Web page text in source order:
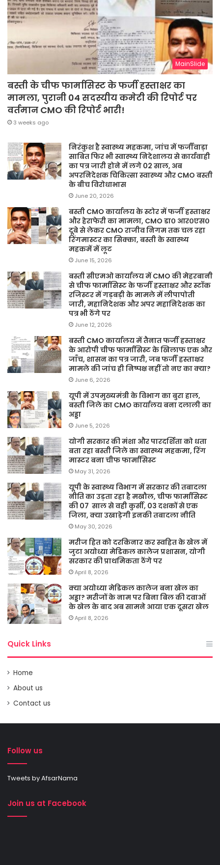
MainSlide
बस्ती के चीफ फार्मासिस्ट के फर्जी हस्ताक्षर का
मामला, पुरानी 04 सदस्यीय कमेटी की रिपोर्ट पर
वर्तमान CMO की रिपोर्ट भारी!
3 weeks ago
निरंकुश है स्वास्थ्य महकमा, जांच में फर्जीवाड़ा
साबित फिर भी स्वास्थ्य निदेशालय से कार्यवाही
का पत्र जारी होने में लगे 02 साल, अब
अपरनिदेशक चिकित्सा स्वास्थ्य और CMO बस्ती
के बीच विरोधाभास
June 20, 2026
बस्ती CMO कार्यालय के स्टोर में फर्जी हस्ताक्षर
और हेराफेरी का मामला, CMO डा० आर०एस०
दूबे से लेकर CMO राजीव निगम तक चल रहा
रिंगमास्टर का सिक्का, बस्ती के स्वास्थ्य
महकमें में लूट
June 15, 2026
बस्ती सीएमओ कार्यालय में CMO की मेहरबानी
से चीफ फार्मासिस्ट के फर्जी हस्ताक्षर और स्टॉक
रजिस्टर में गड़बड़ी के मामले में लीपापोती
जारी, महानिदेशक और अपर महानिदेशक का
पत्र भी ठेंगे पर
June 12, 2026
बस्ती CMO कार्यालय में तैनात फर्जी हस्ताक्षर
के आरोपी चीफ फार्मासिस्ट के खिलाफ एक और
जाँच, शासन का पत्र जारी, जब फर्जी हस्ताक्षर
मामले की जांच ही निष्पक्ष नहीं तो नए का क्या?
June 6, 2026
यूपी में उपमुख्यमंत्री के विभाग का बुरा हाल,
बस्ती जिले का CMO कार्यालय बना दलाली का
अड्डा
June 5, 2026
योगी सरकार की मंशा और पारदर्शिता को धता
बता रहा बस्ती जिले का स्वास्थ्य महकमा, रिंग
मास्टर बना चीफ फार्मासिस्ट
May 31, 2026
यूपी के स्वास्थ्य विभाग में सरकार की तबादला
नीति का उड़ता रहा है मखौल, चीफ फार्मासिस्ट
की 07 साल से वही कुर्सी, 03 दशकों से एक
जिला, क्या उखाड़ेगी इनकी तबादला नीति
May 30, 2026
मरीज हित को दरकिनार कर स्वहित के खेल में
जुटा अयोध्या मेडिकल कालेज प्रशासन, योगी
सरकार की प्राथमिकता ठेंगे पर
April 8, 2026
क्या अयोध्या मेडिकल कालेज बना खेल का
अड्डा? मरीजों के नाम पर बिना बिल की दवाओं
के खेल के बाद अब सामने आया एक दूसरा खेल
April 8, 2026
Quick Links
Home
About us
Contact us
Follow us
Tweets by AfsarNama
Join us at Facebook